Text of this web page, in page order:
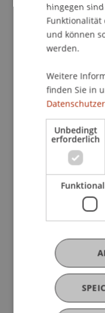
Lehre
Publikationen
Derzeitige
Ausbildung
hingegen
Funktionalität
und können
werden.
Weitere
finden Sie in
Unbedingt
erforderlich